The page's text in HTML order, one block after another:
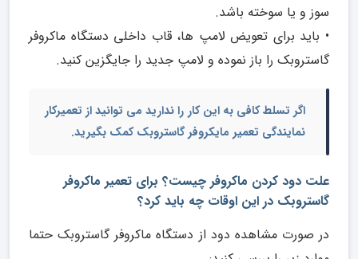
سوز و یا سوخته باشد.
• باید برای تعویض لامپ ها، قاب داخلی دستگاه ماکروفر
گاستروبک را باز نموده و لامپ جدید را جایگزین کنید.
اگر تسلط کافی به این کار را ندارید می توانید از تعمیرکار
نمایندگی تعمیر مایکروفر گاستروبککمک بگیرید.
علت دود کردن ماکروفر چیست؟ برای تعمیر ماکروفر
گاستروبک در این اوقات چه باید کرد؟
در صورت مشاهده دود از دستگاه ماکروفر گاستروبک حتما